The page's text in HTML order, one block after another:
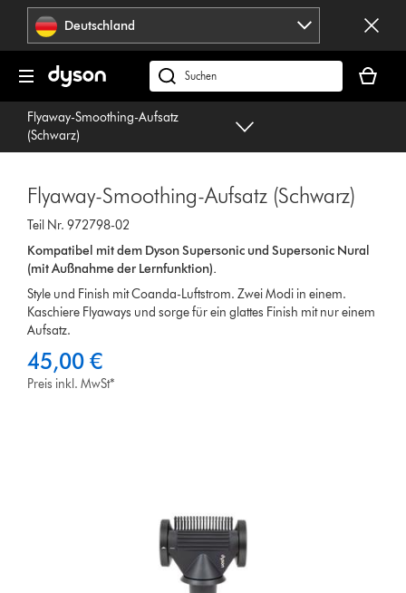
Navigation
überspringenDeutschland
dyson.de
durchsuchen
ist
Flyaway-Smoothing-Aufsatz
(Schwarz)
Flyaway-Smoothing-Aufsatz (Schwarz)
Teil Nr. 972798-02
Kompatibel mit dem Dyson Supersonic und Supersonic Nural
(mit Außnahme der Lernfunktion).
Style und Finish mit Coanda-Luftstrom. Zwei Modi in einem.
Kaschiere Flyaways und sorge für ein glattes Finish mit nur einem
Aufsatz.
45,00 €
Preis inkl. MwSt*